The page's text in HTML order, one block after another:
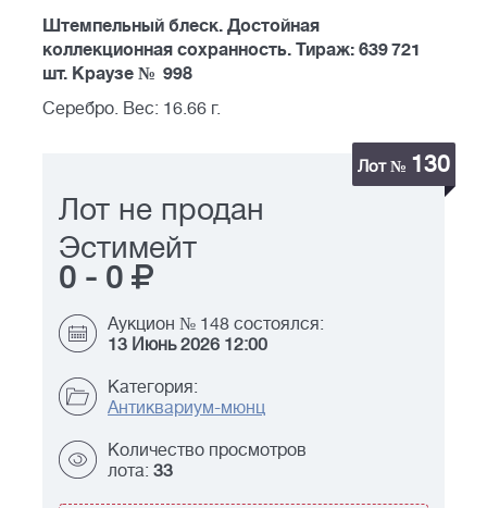
Штемпельный блеск. Достойная
коллекционная сохранность. Тираж: 639 721
шт. Краузе № 998
Серебро. Вес: 16.66 г.
Лот № 130
Лот не продан
Эстимейт
0 - 0
Аукцион № 148 состоялся:
13 Июнь 2026 12:00
Категория:
Антиквариум-мюнц
Количество просмотров
лота: 33